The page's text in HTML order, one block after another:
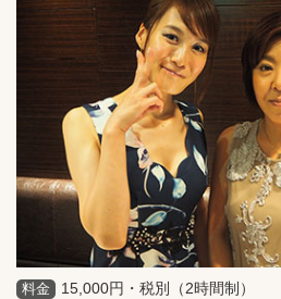
料金 15,000円・税別（2時間制）